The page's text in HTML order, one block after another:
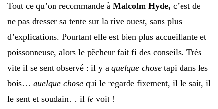
Tout ce qu’on recommande à Malcolm Hyde, c’est de
ne pas dresser sa tente sur la rive ouest, sans plus
d’explications. Pourtant elle est bien plus accueillante et
poissonneuse, alors le pêcheur fait fi des conseils. Très
vite il se sent observé : il y a quelque chose tapi dans les
bois… quelque chose qui le regarde fixement, il le sait, il
le sent et soudain… il le voit !